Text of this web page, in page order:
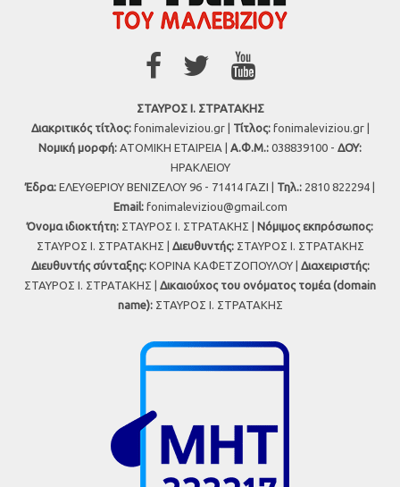
ΣΤΑΥΡΟΣ Ι. ΣΤΡΑΤΑΚΗΣ
Διακριτικός τίτλος:fonimaleviziou.gr | Τίτλος:fonimaleviziou.gr |
Νομική μορφή: ΑΤΟΜΙΚΗ ΕΤΑΙΡΕΙΑ | Α.Φ.Μ.: 038839100 - ΔΟΥ:
ΗΡΑΚΛΕΙΟΥ
Έδρα: ΕΛΕΥΘΕΡΙΟΥ ΒΕΝΙΖΕΛΟΥ 96 - 71414 ΓΑΖΙ | Τηλ.: 2810 822294 |
Εmail: fonimaleviziou@gmail.com
Όνομα ιδιοκτήτη: ΣΤΑΥΡΟΣ Ι. ΣΤΡΑΤΑΚΗΣ | Νόμιμος εκπρόσωπος:
ΣΤΑΥΡΟΣ Ι. ΣΤΡΑΤΑΚΗΣ | Διευθυντής:ΣΤΑΥΡΟΣ Ι. ΣΤΡΑΤΑΚΗΣ
Διευθυντής σύνταξης:ΚΟΡΙΝΑ ΚΑΦΕΤΖΟΠΟΥΛΟΥ | Διαχειριστής:
ΣΤΑΥΡΟΣ Ι. ΣΤΡΑΤΑΚΗΣ | Δικαιούχος του ονόματος τομέα (domain
name):ΣΤΑΥΡΟΣ Ι. ΣΤΡΑΤΑΚΗΣ